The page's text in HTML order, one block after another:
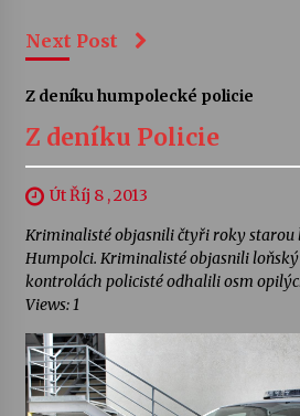
Next Post
Z deníku humpolecké policie
Z deníku Policie
Út Říj 8 , 2013
Kriminalisté objasnili čtyři roky starou
Humpolci. Kriminalisté objasnili loňský
kontrolách policisté odhalili osm
Views: 1